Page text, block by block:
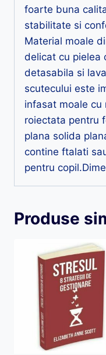
foarte buna
stabilitate si
Material moale
delicat cu pielea
detasabila si
scutecului este
infasat moale cu
roiectata pentru
plana solida
contine ftalati
pentru
Produse